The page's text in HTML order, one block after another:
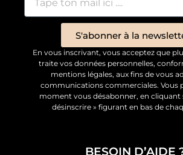
S'abonner à la
En vous inscrivant, vous acceptez que
traite vos données personnelles,
mentions légales, aux fins de vous
communications commerciales. Vous
moment vous désabonner, en cliquant
désinscrire » figurant en bas de
BESOIN D’AIDE